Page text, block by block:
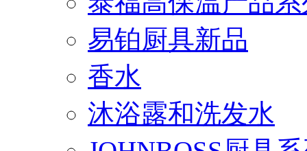
易铂厨具新品
香水
沐浴露和洗发水